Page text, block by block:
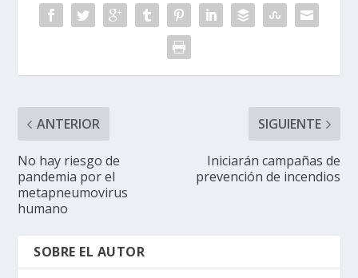
ANTERIOR
No hay riesgo de
pandemia por el
metapneumovirus
humano
SIGUIENTE
Iniciarán campañas de
prevención de incendios
SOBRE EL AUTOR